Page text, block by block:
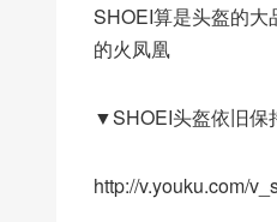
SHOEI算是头盔的大
的火凤凰
▼SHOEI头盔依旧保
http://v.youku.com/